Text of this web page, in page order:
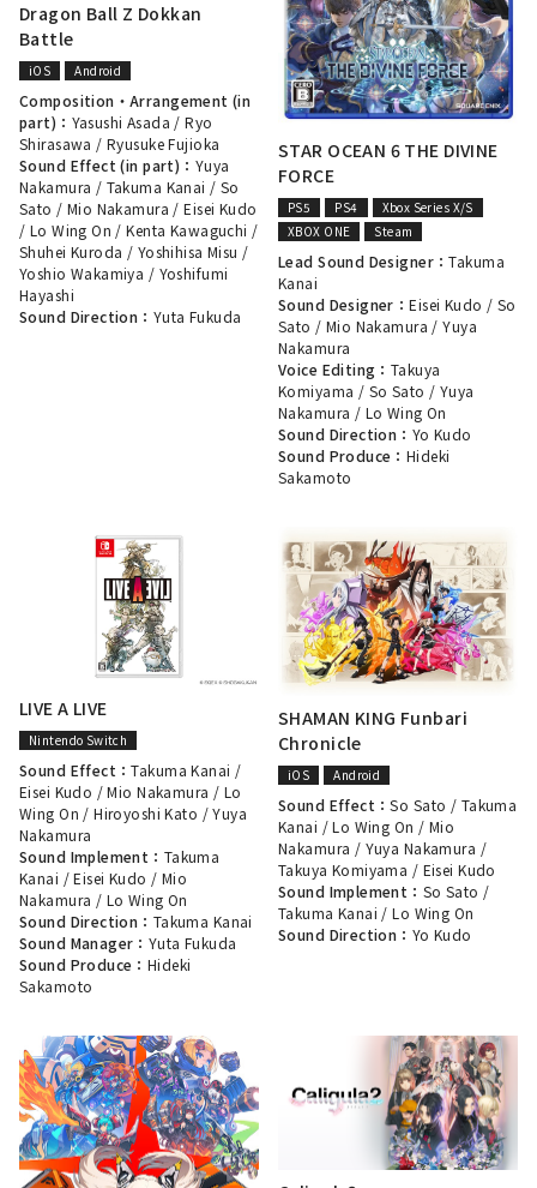
Dragon Ball Z Dokkan
Battle
iOS Android
Composition・Arrangement (in
part)： Yasushi Asada /Ryo
Shirasawa /Ryusuke Fujioka
Sound Effect (in part)： Yuya
Nakamura / Takuma Kanai / So
Sato / Mio Nakamura /Eisei Kudo
/ Lo Wing On /Kenta Kawaguchi /
Shuhei Kuroda / Yoshihisa Misu /
Yoshio Wakamiya / Yoshifumi
Hayashi
Sound Direction： Yuta Fukuda
STAR OCEAN 6 THE DIVINE
FORCE
PS5 PS4
Xbox Series X/S
XBOX ONE
Steam
Lead Sound Designer：Takuma
Kanai
Sound Designer：Eisei Kudo / So
Sato / Mio Nakamura /Yuya
Nakamura
Voice Editing： Takuya
Komiyama / So Sato / Yuya
Nakamura / Lo Wing On
Sound Direction： Yo Kudo
Sound Produce： Hideki
Sakamoto
LIVE A LIVE
Nintendo Switch
Sound Effect：Takuma Kanai /
Eisei Kudo /Mio Nakamura / Lo
Wing On /Hiroyoshi Kato /Yuya
Nakamura
Sound Implement： Takuma
Kanai /Eisei Kudo / Mio
Nakamura / Lo Wing On
Sound Direction： Takuma Kanai
Sound Manager： Yuta Fukuda
Sound Produce： Hideki
Sakamoto
SHAMAN KING Funbari
Chronicle
iOS Android
Sound Effect：So Sato / Takuma
Kanai /Lo Wing On / Mio
Nakamura / Yuya Nakamura /
Takuya Komiyama / Eisei Kudo
Sound Implement： So Sato /
Takuma Kanai /Lo Wing On
Sound Direction： Yo Kudo